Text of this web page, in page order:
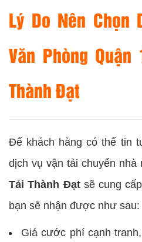
Lý Do Nên Chọn
Văn Phòng
Thành Đạt
Để khách hàng có thể tin
dịch vụ vận tải chuyển nhà
Tải Thành Đạtsẽ cung
bạn sẽ nhận được như sau:
Giá cước phí cạnh